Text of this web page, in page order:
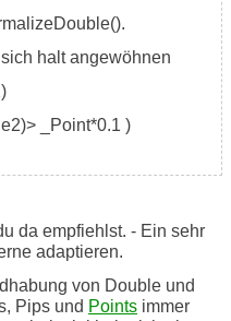
halt angewöhnen
_Point*0.1 )
da empfiehlst. - Ein sehr
adaptieren.
von Double und
Pips und Points immer